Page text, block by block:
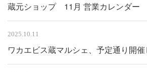
蔵元ショップ 11月 営業カレンダー
2025.10.11
ワカエビス蔵マルシェ、予定通り開催